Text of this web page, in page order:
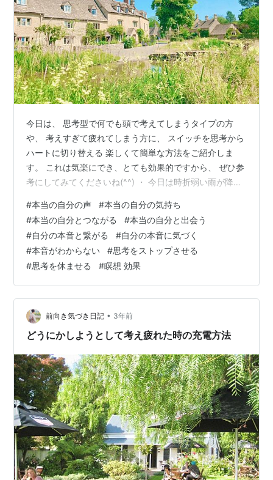
今日は、 思考型で何でも頭で考えてしまうタイプの方
や、 考えすぎて疲れてしまう方に、 スイッチを思考から
ハートに切り替える 楽しくて簡単な方法をご紹介しま
す。 これは気楽にでき、とても効果的ですから、 ぜひ参
考にしてみてくださいね(^^) ・ 今日は時折弱い雨が降る
燥していた空気も潤い、 家で過ごす時間がなんだかゆっ
たりと感じます。 こんな日はお家でみかんですね♪ （い
つもですが。笑） さて、昨日のブログは魂についてのお
話でした。 魂を感じてみたいけれど分からない時に、 ど
うすれば感じられるようになるの？ ということについ
て、 魂を感じられ…
#本当の自分の声 #本当の自分の気持ち
#本当の自分とつながる #本当の自分と出会う
#自分の本音と繋がる #自分の本音に気づく
#本音がわからない #思考をストップさせる
#思考を休ませる #瞑想 効果
前向き気づき日記 • 3年前
どうにかしようとして考え疲れた時の充電方法